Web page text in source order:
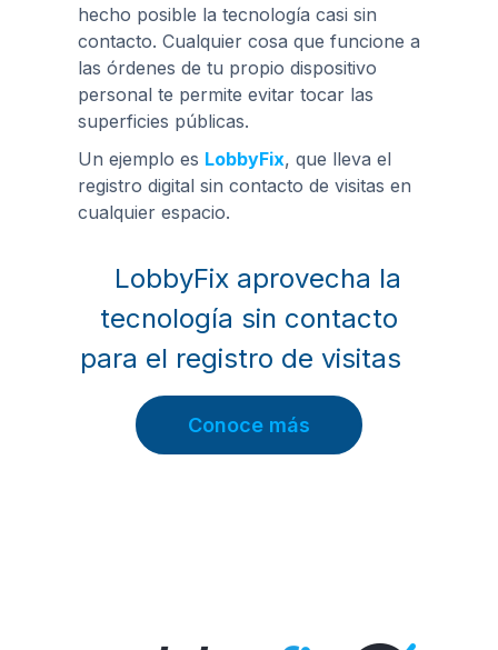
hecho posible la tecnología casi sin
contacto. Cualquier cosa que funcione a
las órdenes de tu propio dispositivo
personal te permite evitar tocar las
superficies públicas.
Un ejemplo es LobbyFix, que lleva el
registro digital sin contacto de visitas en
cualquier espacio.
LobbyFix aprovecha la
tecnología sin contacto
para el registro de visitas
Conoce más